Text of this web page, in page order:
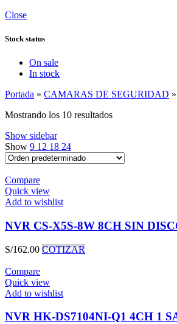
Close
Stock status
On sale
In stock
Portada » CAMARAS DE SEGURIDAD »
Mostrando los 10 resultados
Show sidebar
Show 9 12 18 24
Compare
Quick view
Add to wishlist
NVR CS-X5S-8W 8CH SIN
S/162.00 COTIZAR
Compare
Quick view
Add to wishlist
NVR HK-DS7104NI-Q1 4CH 1